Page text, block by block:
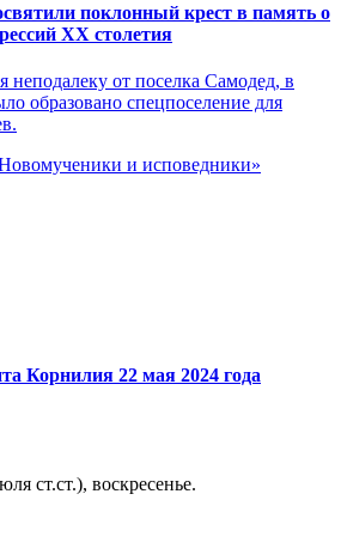
поклонный крест в память о
XX столетия
неподалеку от поселка Самодед, в
образовано спецпоселение для
и исповедники»
Корнилия 22 мая 2024 года
ст.ст.), воскресенье.